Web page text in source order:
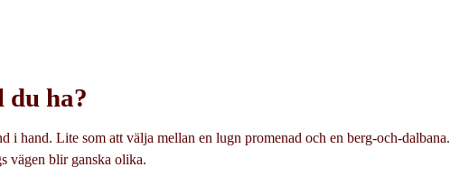
ha?
i hand. Lite som att välja mellan en lugn promenad och en berg-och-dalbana.
vägen blir ganska olika.